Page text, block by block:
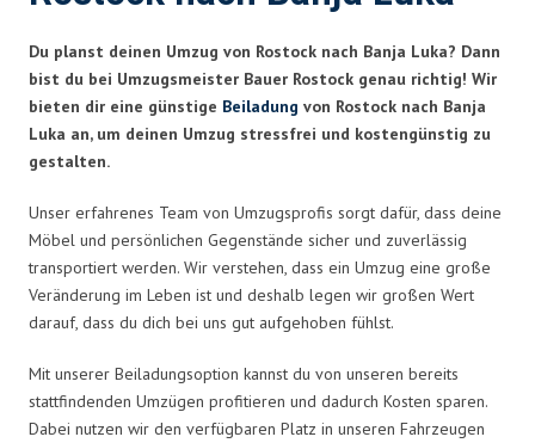
Du planst deinen Umzug von Rostock nach Banja Luka? Dann
bist du bei Umzugsmeister Bauer Rostock genau richtig! Wir
bieten dir eine günstige Beiladung von Rostock nach Banja
Luka an, um deinen Umzug stressfrei und kostengünstig zu
gestalten.
Unser erfahrenes Team von Umzugsprofis sorgt dafür, dass deine
Möbel und persönlichen Gegenstände sicher und zuverlässig
transportiert werden. Wir verstehen, dass ein Umzug eine große
Veränderung im Leben ist und deshalb legen wir großen Wert
darauf, dass du dich bei uns gut aufgehoben fühlst.
Mit unserer Beiladungsoption kannst du von unseren bereits
stattfindenden Umzügen profitieren und dadurch Kosten sparen.
Dabei nutzen wir den verfügbaren Platz in unseren Fahrzeugen